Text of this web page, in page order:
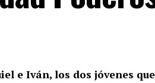
e Iván, los dos jóvenes que